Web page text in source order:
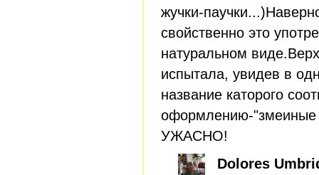
жучки-
свойственно это
натуральном
испытала, увидев в
название каторого
оформлению-"змеиные
УЖАСНО!
Dolores